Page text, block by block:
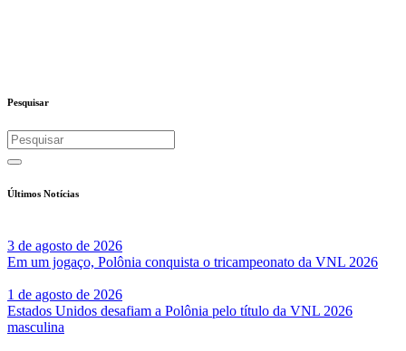
Pesquisar
Últimos Notícias
3 de agosto de 2026
Em um jogaço, Polônia conquista o tricampeonato da VNL 2026
1 de agosto de 2026
Estados Unidos desafiam a Polônia pelo título da VNL 2026
masculina